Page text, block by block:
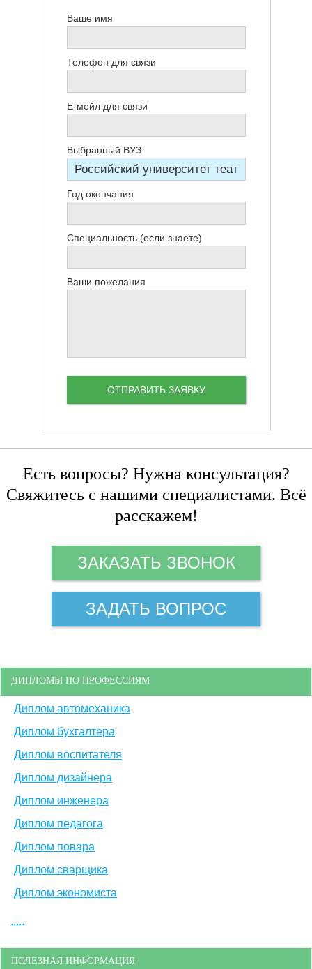
Ваше имя
Телефон для связи
Е-мейл для связи
Выбранный ВУЗ
Год окончания
Специальность (если знаете)
Ваши пожелания
Есть вопросы? Нужна консультация?
Свяжитесь с нашими специалистами. Всё
расскажем!
ЗАКАЗАТЬ ЗВОНОК
ЗАДАТЬ ВОПРОС
ДИПЛОМЫ ПО ПРОФЕССИЯМ
Диплом автомеханика
Диплом бухгалтера
Диплом воспитателя
Диплом дизайнера
Диплом инженера
Диплом педагога
Диплом повара
Диплом сварщика
Диплом экономиста
.....
ПОЛЕЗНАЯ ИНФОРМАЦИЯ